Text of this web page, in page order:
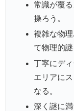
常識が覆
操ろう。
複雑な物
て物理的謎
丁寧にデ
エリアに
なる。
深く謎に